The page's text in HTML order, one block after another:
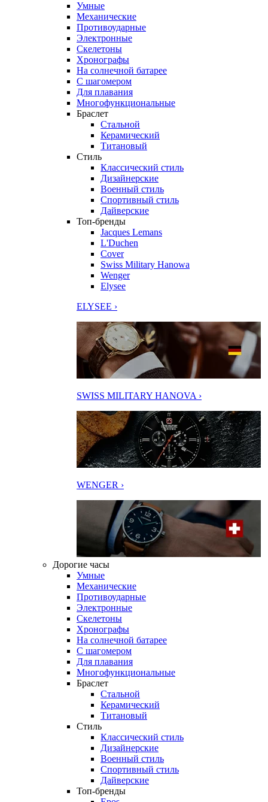
Умные
Механические
Противоударные
Электронные
Скелетоны
Хронографы
На солнечной батарее
С шагомером
Для плавания
Многофункциональные
Браслет
Стальной
Керамический
Титановый
Стиль
Классический стиль
Дизайнерские
Военный стиль
Спортивный стиль
Дайверские
Топ-бренды
Jacques Lemans
L'Duchen
Cover
Swiss Military Hanowa
Wenger
Elysee
ELYSEE ›
SWISS MILITARY HANOVA ›
WENGER ›
Дорогие часы
Умные
Механические
Противоударные
Электронные
Скелетоны
Хронографы
На солнечной батарее
С шагомером
Для плавания
Многофункциональные
Браслет
Стальной
Керамический
Титановый
Стиль
Классический стиль
Дизайнерские
Военный стиль
Спортивный стиль
Дайверские
Топ-бренды